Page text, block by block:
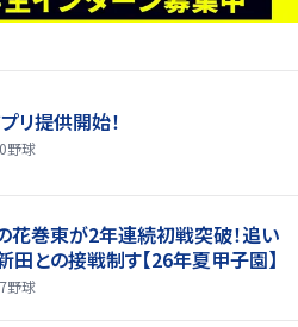
リ提供開始！
野球
花巻東が2年連続初戦突破！追い
田との接戦制す【26年夏甲子園】
野球